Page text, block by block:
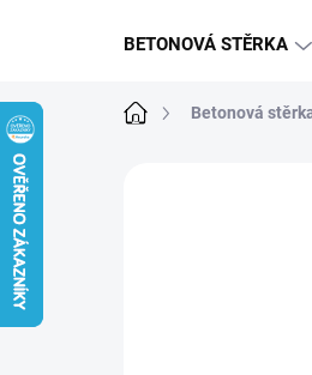
BETONOVÁ STĚRKA
Domů Betonová